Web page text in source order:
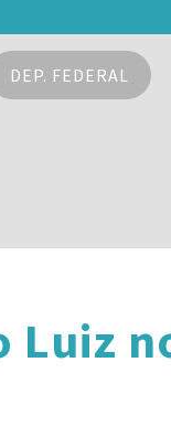
DEP. FEDERAL
Luiz